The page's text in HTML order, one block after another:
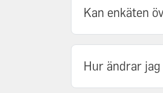
Kan enkäten
Hur ändrar